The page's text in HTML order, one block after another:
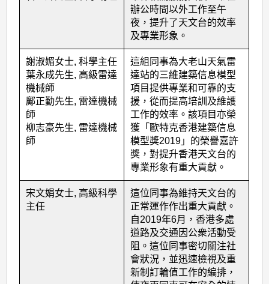
辦公時間以外工作至午
夜，提升了天文台的效率
及專業形象。
謝淑媚女士, 科學主任
葉永成先生, 高級雷達
機械師
鄺正勤先生, 雷達機械
師
柳志豪先生, 雷達機械
師
這組同事為大老山天氣雷
達站的三維建築信息模型
項目提供專業和可靠的支
援，從而提高培訓及維護
工作的效率。該項目亦榮
獲「歐特克香港建築信息
模型獎2019」的榮譽嘉許
獎，對提升香港天文台的
專業形象有重大貢獻。
宋文娟女士, 高級科學
主任
這位同事為維持天文台的
正常運作作出重大貢獻。
自2019年6月，香港多處
道路及交通因公衆活動受
阻。這位同事密切關注社
會狀況，並迅速檢視及重
新制訂輪值工作的編排，